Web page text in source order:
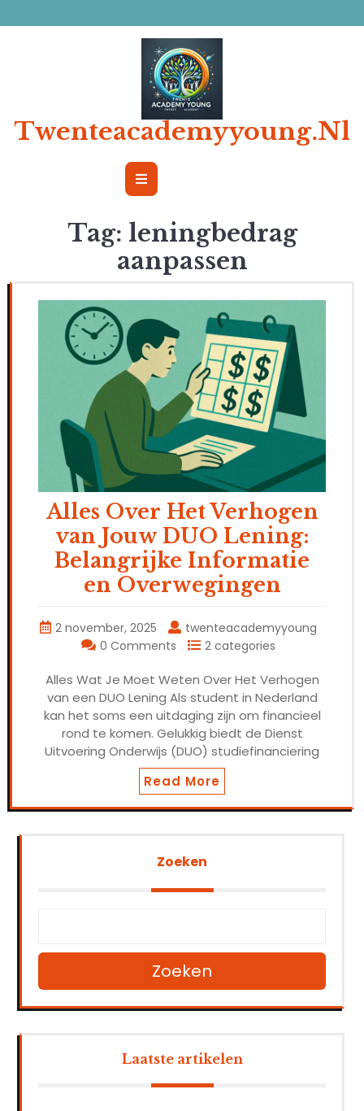
naar
Twenteacademyyoung.nl
Open
Tag: leningbedrag
aanpassen
Alles Over Het Verhogen
van Jouw DUO Lening:
Belangrijke Informatie
en Overwegingen
2 november, 2025
twenteacademyyoung
0 Comments
2 categories
Alles Wat Je Moet Weten Over Het Verhogen
van een DUO Lening Als student in Nederland
kan het soms een uitdaging zijn om financieel
rond te komen. Gelukkig biedt de Dienst
Uitvoering Onderwijs (DUO) studiefinanciering
Read More
Zoeken
Zoeken
Laatste artikelen